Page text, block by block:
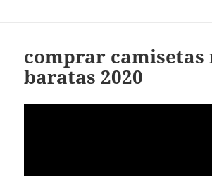
comprar camisetas
baratas 2020